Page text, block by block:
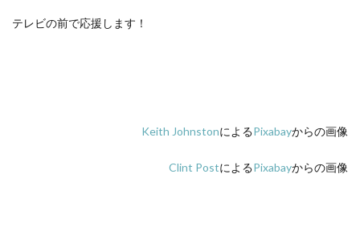
テレビの前で応援します！
Keith JohnstonによるPixabayからの画像
Clint PostによるPixabayからの画像